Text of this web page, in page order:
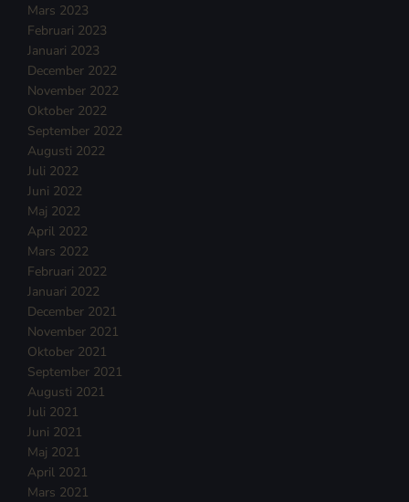
Mars 2023
Februari 2023
Januari 2023
December 2022
November 2022
Oktober 2022
September 2022
Augusti 2022
Juli 2022
Juni 2022
Maj 2022
April 2022
Mars 2022
Februari 2022
Januari 2022
December 2021
November 2021
Oktober 2021
September 2021
Augusti 2021
Juli 2021
Juni 2021
Maj 2021
April 2021
Mars 2021